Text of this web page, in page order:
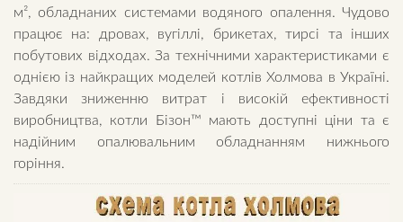
м², обладнаних системами водяного опалення. Чудово
працює на: дровах, вугіллі, брикетах, тирсі та інших
побутових відходах. За технічними характеристиками є
однією із найкращих моделей котлів Холмова в Україні.
Завдяки зниженню витрат і високій ефективності
виробництва, котли Бізон™ мають доступні ціни та є
надійним опалювальним обладнанням нижнього
горіння.